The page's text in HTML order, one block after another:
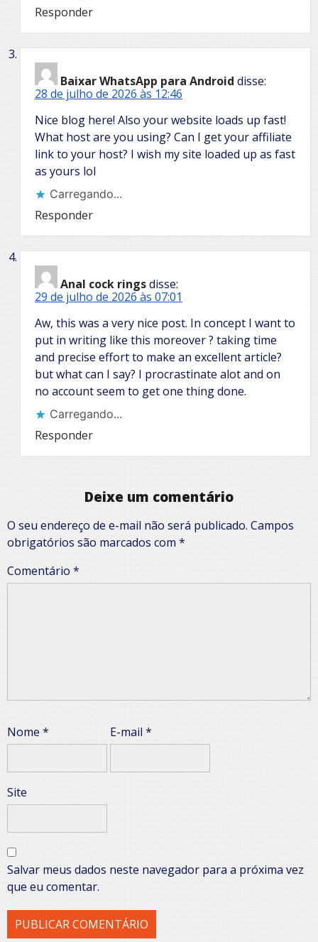
Responder
Baixar WhatsApp para Android disse:
28 de julho de 2026 às 12:46
Nice blog here! Also your website loads up fast!
What host are you using? Can I get your affiliate
link to your host? I wish my site loaded up as fast
as yours lol
Carregando...
Responder
Anal cock ringsdisse:
29 de julho de 2026 às 07:01
Aw, this was a very nice post. In concept I want to
put in writing like this moreover ? taking time
and precise effort to make an excellent article?
but what can I say? I procrastinate alot and on
no account seem to get one thing done.
Carregando...
Responder
Deixe um comentário
O seu endereço de e-mail não será publicado. Campos
obrigatórios são marcados com *
Comentário *
Nome * E-mail*
Site
Salvar meus dados neste navegador para a próxima vez
que eu comentar.